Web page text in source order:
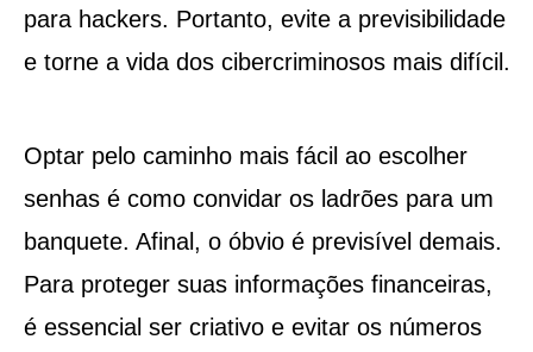
para hackers. Portanto, evite a previsibilidade
e torne a vida dos cibercriminosos mais difícil.
Optar pelo caminho mais fácil ao escolher
senhas é como convidar os ladrões para um
banquete. Afinal, o óbvio é previsível demais.
Para proteger suas informações financeiras,
é essencial ser criativo e evitar os números